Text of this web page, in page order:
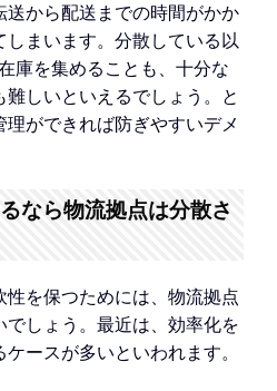
送から配送までの時間がかか
しまいます。分散している以
庫を集めることも、十分な
しいといえるでしょう。と
ができれば防ぎやすいデメ
なら物流拠点は分散さ
性を保つためには、物流拠点
しょう。最近は、効率化を
ースが多いといわれます。